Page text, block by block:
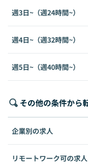
週3日~（週24時間~）
週4日~（週32時間~）
週5日~（週40時間~）
その他の条件から
企業別の求人
リモートワーク可の求人